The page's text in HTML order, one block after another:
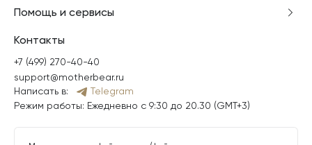
Помощь и сервисы
Контакты
+7 (499) 270-40-40
support@motherbear.ru
Написать в:
Telegram
Режим работы: Ежедневно с 9:30 до 20.30 (GMT+3)